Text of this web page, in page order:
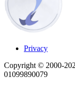
Privacy
Copyright © 2000-
01099890079